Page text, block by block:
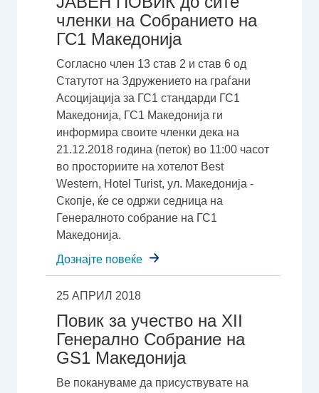
членки на Собранието на
ГС1 Македонија
Согласно член 13 став 2 и став 6 од
Статутот на Здружението на граѓани
Асоцијација за ГС1 стандарди ГС1
Македонија, ГС1 Македонија ги
информира своите членки дека на
21.12.2018 година (петок) во 11:00 часот
во просториите на хотелот Best
Western, Hotel Turist, ул. Македонија -
Скопје, ќе се одржи седница на
Генералното собрание на ГС1
Македонија.
Дознајте повеќе
25 АПРИЛ 2018
Повик за учество на XII
Генерално Собрание на
GS1 Македонија
Ве покануваме да присуствувате на